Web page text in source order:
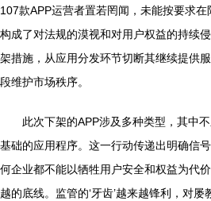
107款APP运营者置若罔闻，未能按要求
构成了对法规的漠视和对用户权益的持续
架措施，从应用分发环节切断其继续提供
段维护市场秩序。
此次下架的APP涉及多种类型，其中
基础的应用程序。这一行动传递出明确信
何企业都不能以牺牲用户安全和权益为代
越的底线。监管的‘牙齿’越来越锋利，对屡